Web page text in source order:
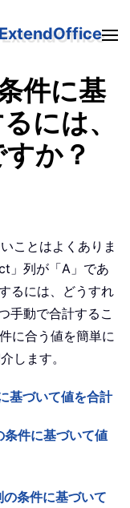
件に基
には、
か？
ことはよくありま
」列が「A」であ
るには、どうすれ
手動で合計するこ
に合う値を簡単に
します。
基づいて値を合計
件に基づいて値
条件に基づいて